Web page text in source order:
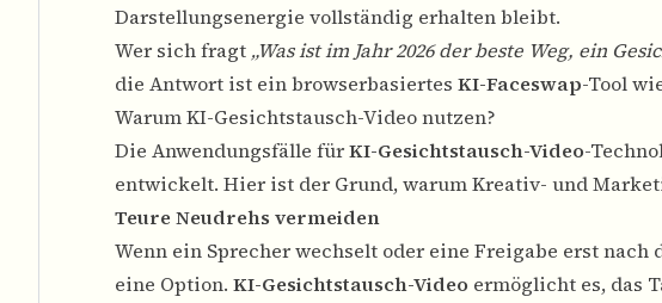
Darstellungsenergie vollständig erhalten bleibt.
Wer sich fragt „Was ist im Jahr 2026 der beste Weg, ein
die Antwort ist ein browserbasiertes KI-Faceswap-Tool
Warum KI-Gesichtstausch-Video nutzen?
Die Anwendungsfälle fürKI-Gesichtstausch-Video-
entwickelt. Hier ist der Grund, warum Kreativ- und
Teure Neudrehs vermeiden
Wenn ein Sprecher wechselt oder eine Freigabe erst
eine Option. KI-Gesichtstausch-Video ermöglicht es, das